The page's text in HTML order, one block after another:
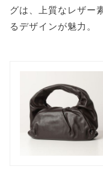
グは、上質なレザー
るデザインが魅力。